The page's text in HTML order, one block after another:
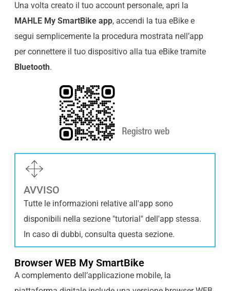
Una volta creato il tuo account personale, apri la
MAHLE My SmartBike app, accendi la tua eBike e
segui semplicemente la procedura mostrata nell’app
per connettere il tuo dispositivo alla tua eBike tramite
Bluetooth.
AVVISO
Tutte le informazioni relative all'app sono
disponibili nella sezione "tutorial" dell'app stessa.
In caso di dubbi, consulta questa sezione.
Browser WEB My SmartBike
A complemento dell’applicazione mobile, la